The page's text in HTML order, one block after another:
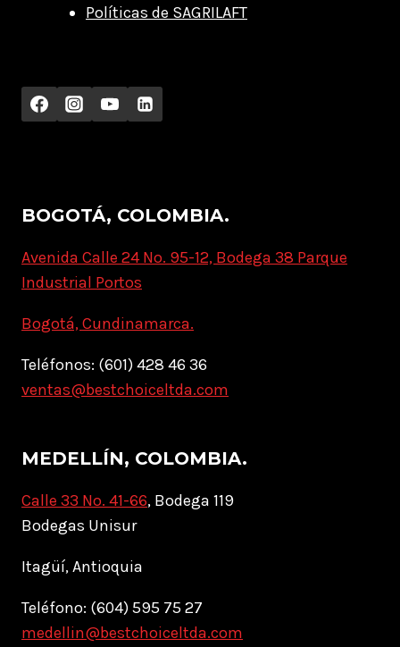
Políticas de SAGRILAFT
BOGOTÁ, COLOMBIA.
Avenida Calle 24 No. 95-12, Bodega 38 Parque
Industrial Portos
Bogotá, Cundinamarca.
Teléfonos: (601) 428 46 36
ventas@bestchoiceltda.com
MEDELLÍN, COLOMBIA.
Calle 33 No. 41-66, Bodega 119
Bodegas Unisur
Itagüí, Antioquia
Teléfono: (604) 595 75 27
medellin@bestchoiceltda.com